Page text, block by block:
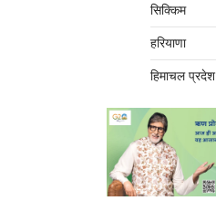
सिक्किम
हरियाणा
हिमाचल प्रदेश